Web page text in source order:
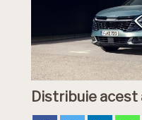
Distribuie acest